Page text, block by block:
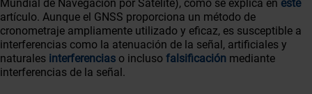
artículo. Aunque el GNSS proporciona un método de
cronometraje ampliamente utilizado y eficaz, es susceptible a
interferencias como la atenuación de la señal, artificiales y
naturales interferencias o inclusofalsificación mediante
interferencias de la señal.